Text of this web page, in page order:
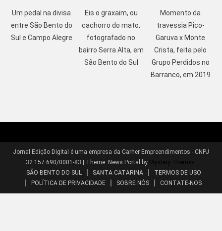
Um pedal na divisa
entre São Bento do
Sul e Campo Alegre
Eis o graxaim, ou
cachorro do mato,
fotografado no
bairro Serra Alta, em
São Bento do Sul
Momento da
travessia Pico-
Garuva x Monte
Crista, feita pelo
Grupo Perdidos no
Barranco, em 2019
Jornal Edição Digital é uma empresa da Carher Empreendimentos - CNPJ
32.157.690/0001-83 | Theme: News Portal by Mystery Themes .
SÃO BENTO DO SUL
SANTA CATARINA
TERMOS DE USO
POLÍTICA DE PRIVACIDADE
SOBRE NÓS CONTATE-NOS